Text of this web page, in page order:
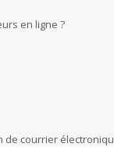
en ligne ?
courrier